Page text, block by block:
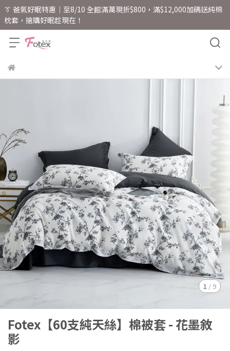
👔 爸氣好眠特惠｜至8/10 全館滿萬現折$800，滿$12,000加碼送純棉
枕套，搶購好眠趁現在！
1 / 9
Fotex【60支純天絲】棉被套 - 花墨敘
影